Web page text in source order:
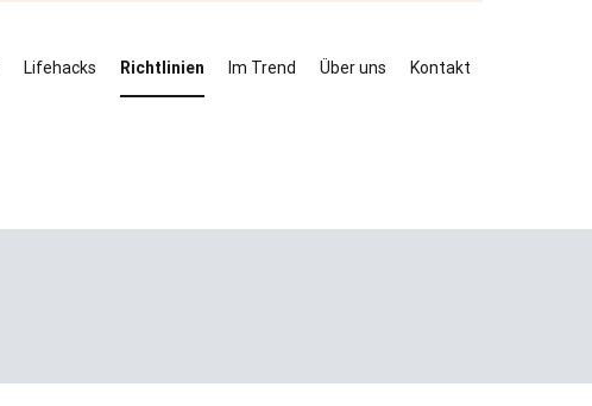
Lifehacks Richtlinien Im Trend Über uns Kontakt